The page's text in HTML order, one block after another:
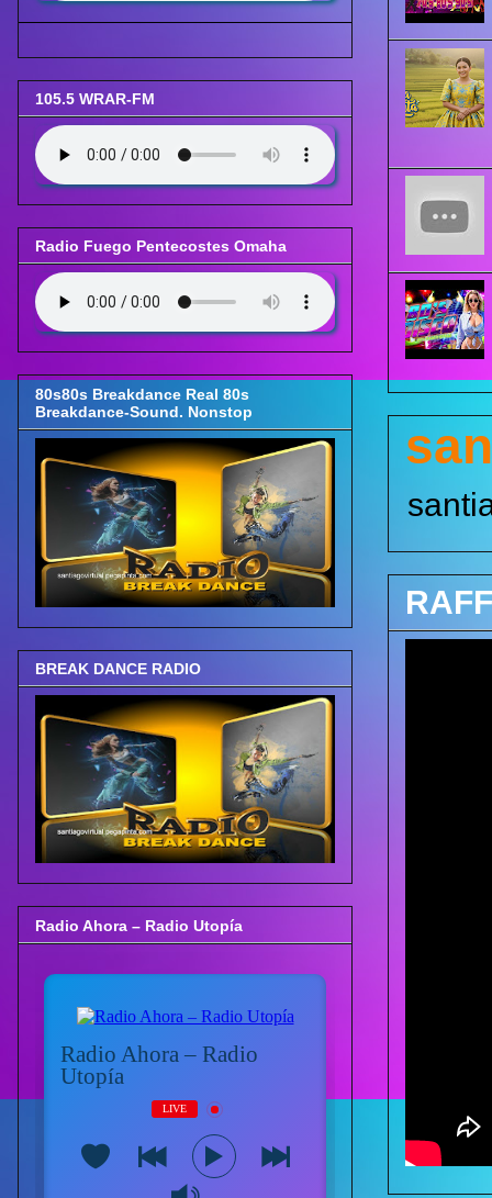
105.5 WRAR-FM
Radio Fuego Pentecostes Omaha
80s80s Breakdance Real 80s
Breakdance-Sound. Nonstop
BREAK DANCE RADIO
Radio Ahora – Radio Utopía